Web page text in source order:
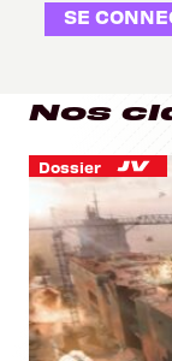
SE
Nos
Dossier